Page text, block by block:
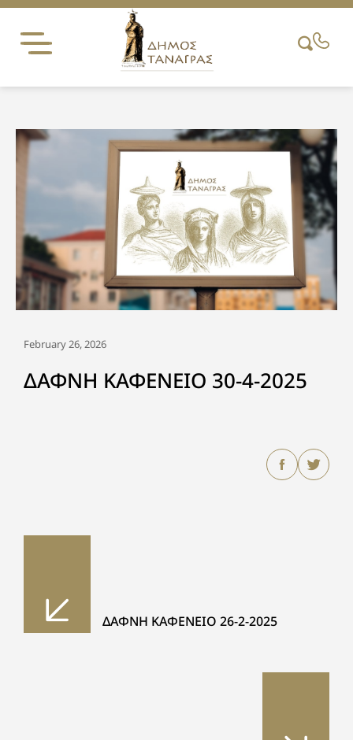
Skip
content
February 26, 2026
ΔΑΦΝΗ ΚΑΦΕΝΕΙΟ 30-4-2025
ΔΑΦΝΗ ΚΑΦΕΝΕΙΟ 26-2-2025